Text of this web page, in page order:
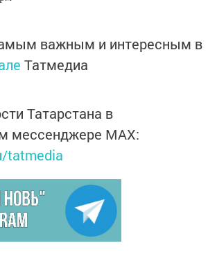
важным и интересным в
Татмедиа
Татарстана в
мессенджере MАХ:
tatmedia